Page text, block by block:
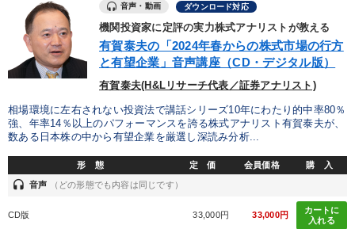
音声・動画 ダウンロード対応
機関投資家に定評の実力株式アナリストが教える
有賀泰夫の「2024年春からの株式市場の行方
と有望企業」音声講座（CD・デジタル版）
有賀泰夫(H&Lリサーチ代表／証券アナリスト)
相場環境に左右されない投資法で講話シリーズ10年にわたり的中率80％
強、年率14％以上のパフォーマンスを誇る株式アナリスト有賀泰夫が、
数ある日本株の中から有望企業を厳選し深読み分析...
形 態 定 価 会員価格 購 入
headset 音声 （どの形態でも内容は同じです）
CD版 33,000円 33,000円
カートに
入れる